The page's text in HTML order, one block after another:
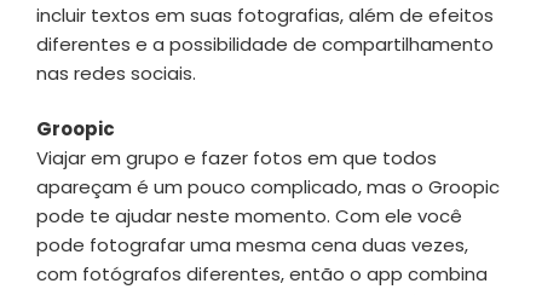
incluir textos em suas fotografias, além de efeitos
diferentes e a possibilidade de compartilhamento
nas redes sociais.
Groopic
Viajar em grupo e fazer fotos em que todos
apareçam é um pouco complicado, mas o Groopic
pode te ajudar neste momento. Com ele você
pode fotografar uma mesma cena duas vezes,
com fotógrafos diferentes, então o app combina